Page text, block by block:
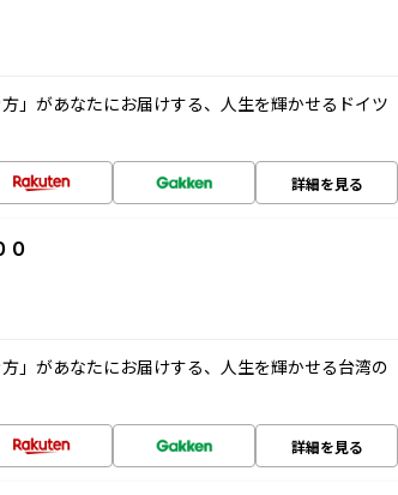
」があなたにお届けする、人生を輝かせるドイツ
詳細を見る
０
」があなたにお届けする、人生を輝かせる台湾の
詳細を見る